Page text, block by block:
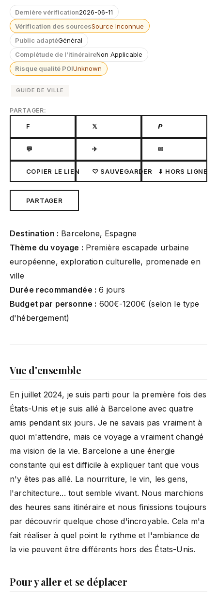
Dernière vérification2026-06-11
Vérification des sourcesSource Inconnue
Public adaptéGénéral
Complétude de l'itinéraireNon Applicable
Risque qualité POIUnknown
GUIDE DE VILLE
PARTAGER:
F 𝕏 𝙋
💬 ✈ ✉
COPIER LE LIEN ♡ SAUVEGARDER ⬇ HORS LIGNE
PARTAGER
Destination : Barcelone, Espagne
Thème du voyage : Première escapade urbaine
européenne, exploration culturelle, promenade en
ville
Durée recommandée : 6 jours
Budget par personne : 600€-1200€ (selon le type
d'hébergement)
Vue d'ensemble
En juillet 2024, je suis parti pour la première fois des
États-Unis et je suis allé à Barcelone avec quatre
amis pendant six jours. Je ne savais pas vraiment à
quoi m'attendre, mais ce voyage a vraiment changé
ma vision de la vie. Barcelone a une énergie
constante qui est difficile à expliquer tant que vous
n'y êtes pas allé. La nourriture, le vin, les gens,
l'architecture... tout semble vivant. Nous marchions
des heures sans itinéraire et nous finissions toujours
par découvrir quelque chose d'incroyable. Cela m'a
fait réaliser à quel point le rythme et l'ambiance de
la vie peuvent être différents hors des États-Unis.
Pour y aller et se déplacer